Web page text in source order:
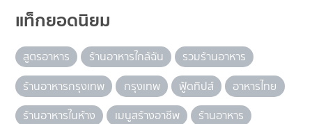
แท็กยอดนิยม
สูตรอาหาร ร้านอาหารใกล้ฉัน
รวมร้านอาหาร
ร้านอาหารกรุงเทพ
กรุงเทพ ฟู้ดทิปส์
อาหารไทย
ร้านอาหารในห้าง
เมนูสร้างอาชีพ ร้านอาหาร